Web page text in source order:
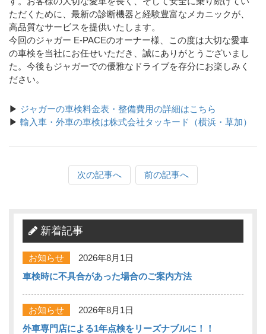
ただくために、最新の診断機器と経験豊富なメカニックが、
高品質なサービスを提供いたします。
今回のジャガー E-PACEのオーナー様、この度は大切な愛車
の車検を当社にお任せいただき、誠にありがとうございまし
た。今後もジャガーでの優雅なドライブを存分にお楽しみく
ださい。
▶ ジャガーの車検料金表・整備費用の詳細はこちら
▶ 輸入車・外車の車検は株式会社タッキード（横浜・草加）
次の記事へ 前の記事へ
新着記事
お知らせ
2026年8月1日
車検時に不具合があった場合のご案内方法
お知らせ
2026年8月1日
外車専門店による1年点検をリーズナブルに！！